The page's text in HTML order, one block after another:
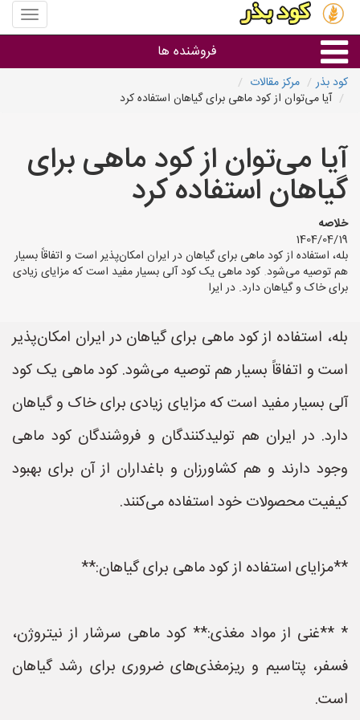
منوی
سایت
بذر
فروشنده ها
گروه ها
استان ها
کود بذر
مرکز مقالات
آیا می‌توان از کود ماهی برای گیاهان استفاده کرد
آیا می‌توان از کود ماهی برای
گیاهان استفاده کرد
خلاصه
1404/04/19
بله، استفاده از کود ماهی برای گیاهان در ایران امکان‌پذیر است و اتفاقاً بسیار
هم توصیه می‌شود. کود ماهی یک کود آلی بسیار مفید است که مزایای زیادی
برای خاک و گیاهان دارد. در ایرا
بله، استفاده از کود ماهی برای گیاهان در ایران امکان‌پذیر
است و اتفاقاً بسیار هم توصیه می‌شود. کود ماهی یک کود
آلی بسیار مفید است که مزایای زیادی برای خاک و گیاهان
دارد. در ایران هم تولیدکنندگان و فروشندگان کود ماهی
وجود دارند و هم کشاورزان و باغداران از آن برای بهبود
کیفیت محصولات خود استفاده می‌کنند.
**مزایای استفاده از کود ماهی برای گیاهان:**
* **غنی از مواد مغذی:** کود ماهی سرشار از نیتروژن،
فسفر، پتاسیم و ریزمغذی‌های ضروری برای رشد گیاهان
است.